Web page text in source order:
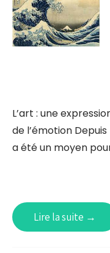
L’art : une
de l’émotion
a été un moyen
Lire la suite →